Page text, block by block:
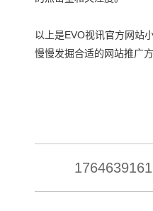
以上是EVO视讯官方网站
慢慢发掘合适的网站推广